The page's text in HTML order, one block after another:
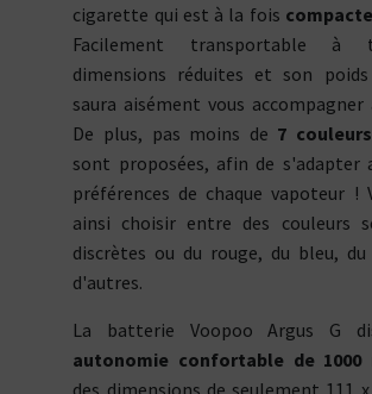
cigarette qui est à la fois
Facilement transportable à
dimensions réduites et son
saura aisément vous accompagner
De plus, pas moins de 7
sont proposées, afin de s'adapter
préférences de chaque vapoteur !
ainsi choisir entre des couleurs
discrètes ou du rouge, du bleu,
d'autres.
La batterie Voopoo Argus G
autonomie confortable de 1000